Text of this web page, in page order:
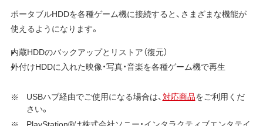
ポータブルHDDを各種ゲーム機に接続すると、さまざまな機能が
使えるようになります。
内蔵HDDのバックアップとリストア（復元）
外付けHDDに入れた映像・写真・音楽を各種ゲーム機で再生
USBハブ経由でご使用になる場合は、対応商品をご利用くだ
さい。